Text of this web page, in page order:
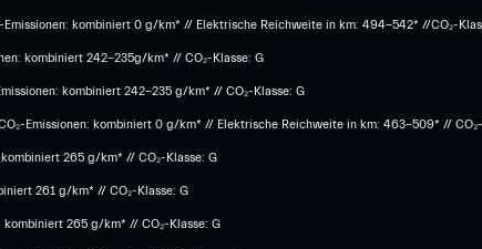
kombiniert 0 g/km* // Elektrische Reichweite in km: 494-542* //CO₂-
kombiniert 242-235g/km* // CO₂-Klasse: G
kombiniert 242-235 g/km* // CO₂-Klasse: G
Emissionen: kombiniert 0 g/km* // Elektrische Reichweite in km: 463-509* //
265 g/km* // CO₂-Klasse: G
261 g/km* // CO₂-Klasse: G
kombiniert 265 g/km* // CO₂-Klasse: G